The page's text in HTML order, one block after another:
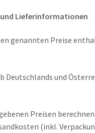
Lieferinformationen
genannten Preise
Deutschlands und
Preisen
(inkl.